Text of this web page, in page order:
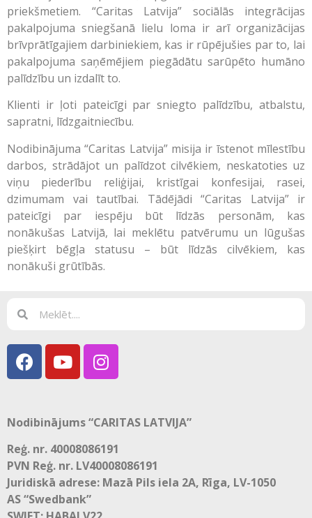
priekšmetiem. “Caritas Latvija” sociālās integrācijas
pakalpojuma sniegšanā lielu loma ir arī organizācijas
brīvprātīgajiem darbiniekiem, kas ir rūpējušies par to, lai
pakalpojuma saņēmējiem piegādātu sarūpēto humāno
palīdzību un izdalīt to.
Klienti ir ļoti pateicīgi par sniegto palīdzību, atbalstu,
sapratni, līdzgaitniecību.
Nodibinājuma “Caritas Latvija” misija ir īstenot mīlestību
darbos, strādājot un palīdzot cilvēkiem, neskatoties uz
viņu piederību reliģijai, kristīgai konfesijai, rasei,
dzimumam vai tautībai. Tādējādi “Caritas Latvija” ir
pateicīgi par iespēju būt līdzās personām, kas
nonākušas Latvijā, lai meklētu patvērumu un lūgušas
piešķirt bēgļa statusu – būt līdzās cilvēkiem, kas
nonākuši grūtībās.
Nodibinājums “CARITAS LATVIJA”
Reģ. nr. 40008086191
PVN Reģ. nr. LV40008086191
Juridiskā adrese: Mazā Pils iela 2A, Rīga, LV-1050
AS “Swedbank”